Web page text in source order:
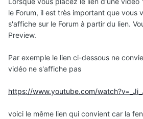
le Forum, il est très important que vous
s'affiche sur le Forum à partir du lien.
Preview.
Par exemple le lien ci-dessous ne
vidéo ne s'affiche pas
https://www.youtube.com/
voici le même lien qui convient car la